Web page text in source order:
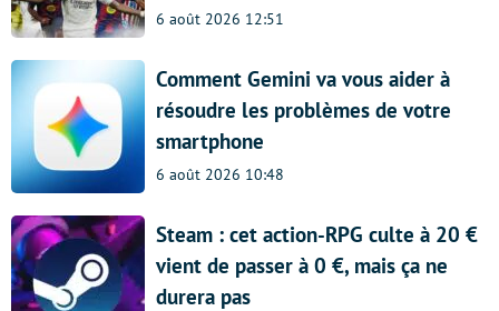
6 août 2026 12:51
Comment Gemini va vous aider à
résoudre les problèmes de votre
smartphone
6 août 2026 10:48
Steam : cet action-RPG culte à 20 €
vient de passer à 0 €, mais ça ne
durera pas